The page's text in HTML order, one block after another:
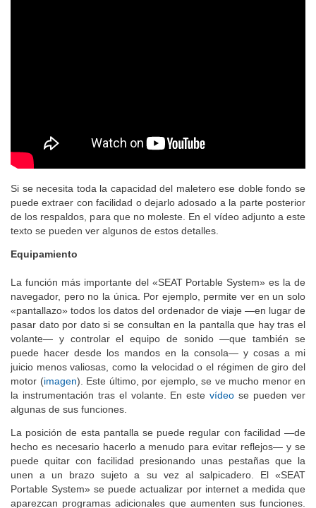
Si se necesita toda la capacidad del maletero ese doble fondo se
puede extraer con facilidad o dejarlo adosado a la parte posterior
de los respaldos, para que no moleste. En el vídeo adjunto a este
texto se pueden ver algunos de estos detalles.
Equipamiento
La función más importante del «SEAT Portable System» es la de
navegador, pero no la única. Por ejemplo, permite ver en un solo
«pantallazo» todos los datos del ordenador de viaje —en lugar de
pasar dato por dato si se consultan en la pantalla que hay tras el
volante— y controlar el equipo de sonido —que también se
puede hacer desde los mandos en la consola— y cosas a mi
juicio menos valiosas, como la velocidad o el régimen de giro del
motor (imagen). Este último, por ejemplo, se ve mucho menor en
la instrumentación tras el volante. En estevídeo se pueden ver
algunas de sus funciones.
La posición de esta pantalla se puede regular con facilidad —de
hecho es necesario hacerlo a menudo para evitar reflejos— y se
puede quitar con facilidad presionando unas pestañas que la
unen a un brazo sujeto a su vez al salpicadero. El «SEAT
Portable System» se puede actualizar por internet a medida que
aparezcan programas adicionales que aumenten sus funciones.